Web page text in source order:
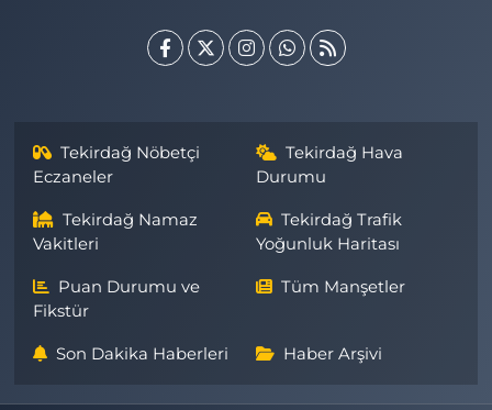
Tekirdağ Nöbetçi
Eczaneler
Tekirdağ Hava
Durumu
Tekirdağ Namaz
Vakitleri
Tekirdağ Trafik
Yoğunluk Haritası
Puan Durumu ve
Fikstür
Tüm Manşetler
Son Dakika Haberleri Haber Arşivi